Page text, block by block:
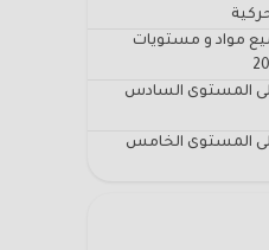
مواد و مستويات
المستوى السادس
المستوى الخامس